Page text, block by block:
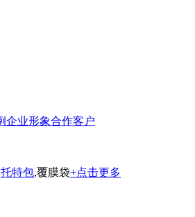
企业形象合作客户
托特包,覆膜袋+点击更多